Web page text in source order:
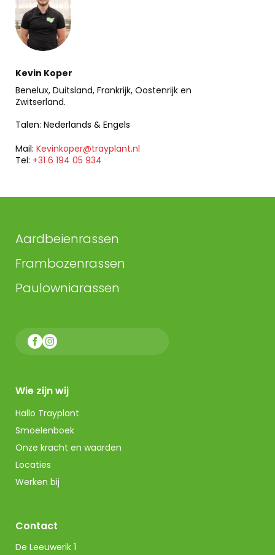
Kevin Koper
Benelux, Duitsland, Frankrijk, Oostenrijk en
Zwitserland.
Talen: Nederlands & Engels
Mail: Kevinkoper@trayplant.nl
Tel: +31 6 194 05 934
Aardbeienrassen
Frambozenrassen
Paulowniarassen
Wie zijn wij
Hallo Trayplant
Smoelenboek
Onze kracht en waarden
Locaties
Werken bij
Contact
De Leeuwerik 1